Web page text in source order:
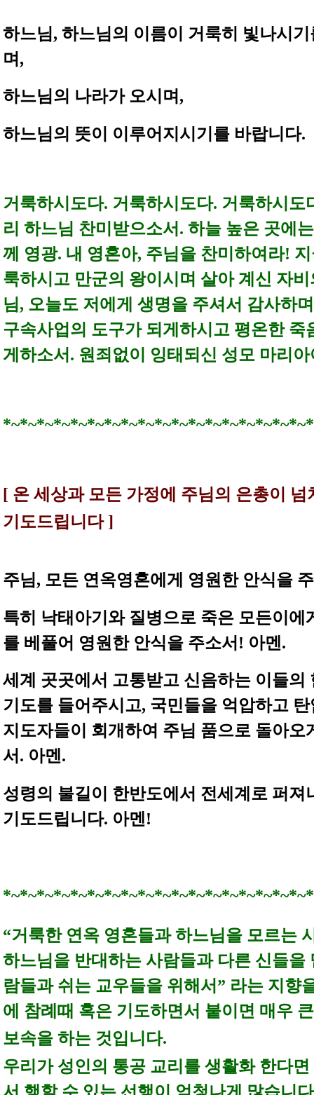
하느님, 하느님의 이름이 거룩히 빛나시
며,
하느님의 나라가 오시며,
하느님의 뜻이 이루어지시기를 바랍니다.
거룩하시도다. 거룩하시도다. 거룩하시도
리 하느님 찬미받으소서. 하늘 높은 곳에
께 영광. 내 영혼아, 주님을 찬미하여라!
룩하시고 만군의 왕이시며 살아 계신 자
님, 오늘도 저에게 생명을 주셔서 감사하
구속사업의 도구가 되게하시고 평온한 죽
게하소서. 원죄없이 잉태되신 성모 마리
[ 온 세상과 모든 가정에 주님의 은총이 넘
기도드립니다 ]
주님, 모든 연옥영혼에게 영원한 안식을
특히 낙태아기와 질병으로 죽은 모든이에
를 베풀어 영원한 안식을 주소서! 아멘.
세계 곳곳에서 고통받고 신음하는 이들의
기도를 들어주시고, 국민들을 억압하고
지도자들이 회개하여 주님 품으로 돌아오
서. 아멘.
성령의 불길이 한반도에서 전세계로 퍼져
기도드립니다. 아멘!
“거룩한 연옥 영혼들과 하느님을 모르는
하느님을 반대하는 사람들과 다른 신들을
람들과 쉬는 교우들을 위해서” 라는 지향
에 참례때 혹은 기도하면서 붙이면 매우
보속을 하는 것입니다.
우리가 성인의 통공 교리를 생활화 한다